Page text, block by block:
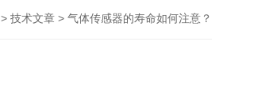
> 技术文章 > 气体传感器的寿命如何注意？